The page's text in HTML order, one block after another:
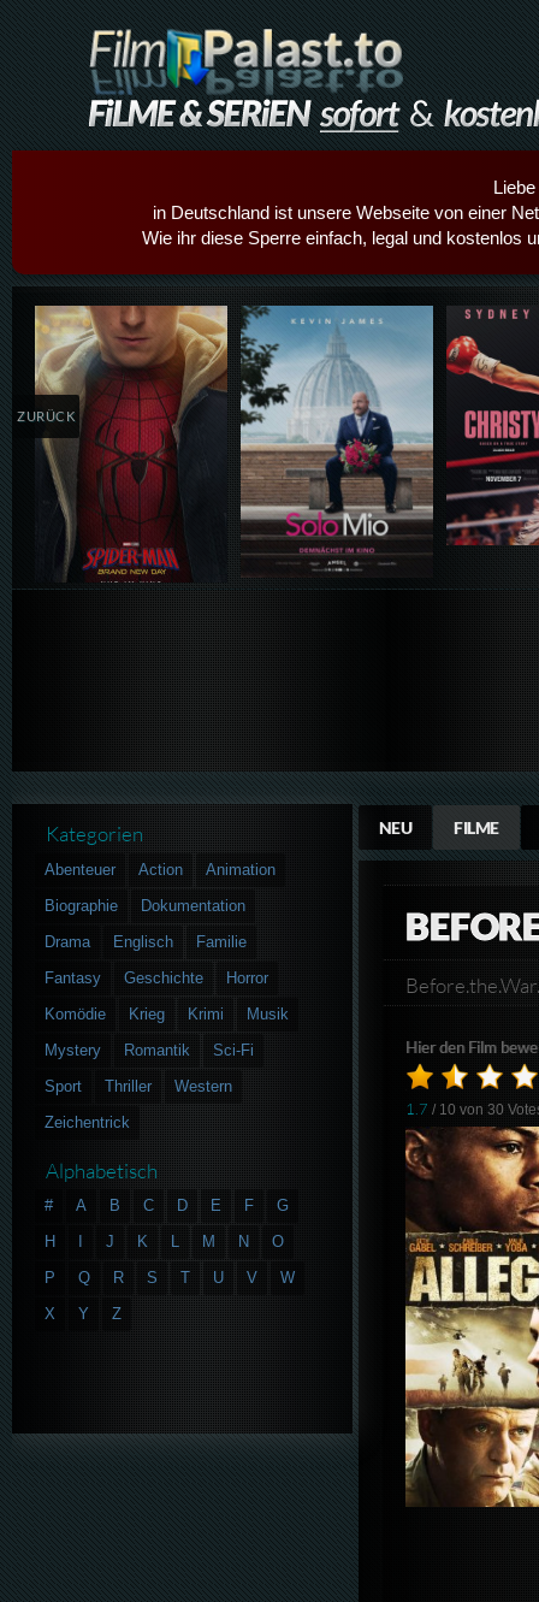
in Deutschland ist unsere Webseite von einer
Wie ihr diese Sperre einfach, legal und kostenlos
Details,Play Details,Play
ZURÜCK
NEU FILME
Hier den Film
1.7 / 10 von30
Kategorien
Abenteuer Action
Animation
Biographie
Dokumentation
Drama
Englisch
Familie
Fantasy
Geschichte
Horror
Komödie
Krieg Krimi
Musik
Mystery
Romantik
Sci-Fi
Sport
Thriller
Western
Zeichentrick
Alphabetisch
# A B C D E F
G
H
J K L M N
O
P
Q R S T U V
W
X
Y Z